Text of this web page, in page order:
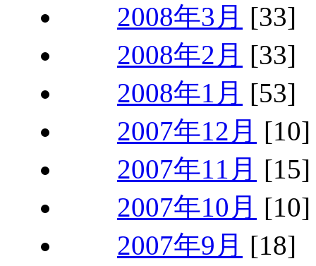
2008年3月 [33]
2008年2月 [33]
2008年1月 [53]
2007年12月 [10]
2007年11月 [15]
2007年10月 [10]
2007年9月 [18]